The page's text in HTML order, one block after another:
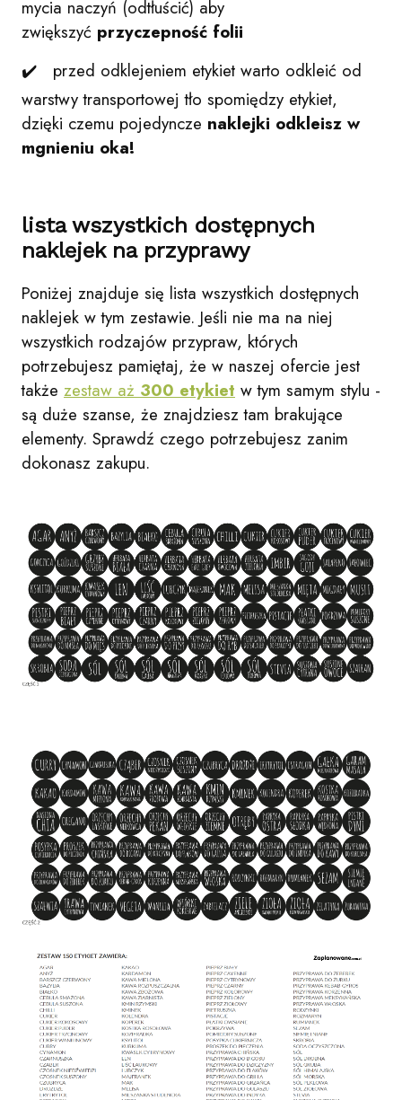
mycia naczyń (odtłuścić) aby
zwiększyć przyczepność folii
✔️ przed odklejeniem etykiet warto odkleić od
warstwy transportowej tło spomiędzy etykiet,
dzięki czemu pojedyncze naklejki odkleisz w
mgnieniu oka!
lista wszystkich dostępnych
naklejek na przyprawy
Poniżej znajduje się lista wszystkich dostępnych
naklejek w tym zestawie. Jeśli nie ma na niej
wszystkich rodzajów przypraw, których
potrzebujesz pamiętaj, że w naszej ofercie jest
także zestaw aż 300 etykiet w tym samym stylu -
są duże szanse, że znajdziesz tam brakujące
elementy. Sprawdź czego potrzebujesz zanim
dokonasz zakupu.